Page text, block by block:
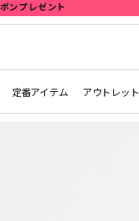
定番アイテム アウトレット